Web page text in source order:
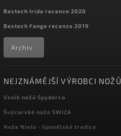
Bestech Irida recenze 2020
Bestech Fanga recenze 2019
Archiv
NEJZNÁMĚJŠÍ VÝROBCI NOŽŮ
Vznik nožů Spyderco
Švýcarské nože SWIZA
Nože Nieto - španělská tradice